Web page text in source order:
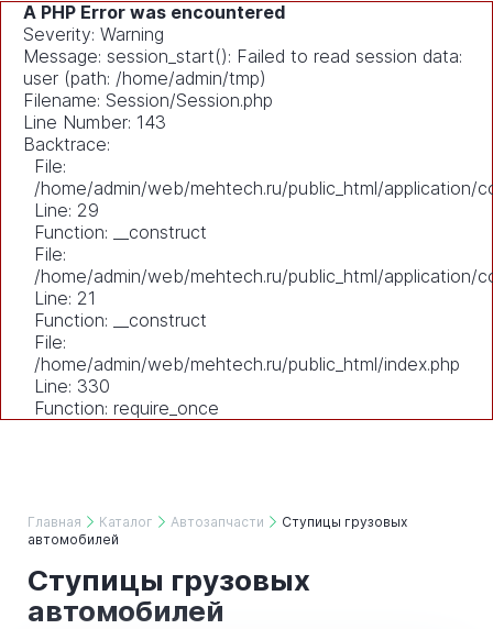
A PHP Error was encountered
Severity: Warning
Message: session_start(): Failed to read session data:
user (path: /home/admin/tmp)
Filename: Session/Session.php
Line Number: 143
Backtrace:
File:
/home/admin/web/mehtech.ru/public_html/application/
Line: 29
Function: __construct
File:
/home/admin/web/mehtech.ru/public_html/application/
Line: 21
Function: __construct
File:
/home/admin/web/mehtech.ru/public_html/index.php
Line: 330
Function: require_once
Главная Каталог Автозапчасти
Ступицы грузовых
автомобилей
Ступицы грузовых
автомобилей